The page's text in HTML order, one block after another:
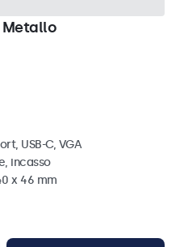
Metallo
USB-C, VGA
incasso
x 46 mm